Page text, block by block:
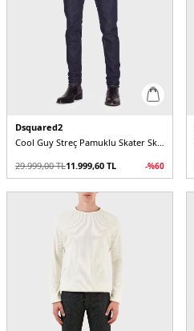
Dsquared2
Cool Guy Streç Pamuklu Skater Skinny Fit Jeans Erkek Kot Pantolon
29.999,00TL11.999,60 TL -%60